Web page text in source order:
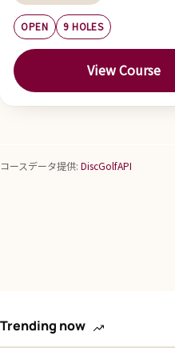
OPEN 9 HOLES
View Course
コースデータ提供: DiscGolfAPI
Trending now